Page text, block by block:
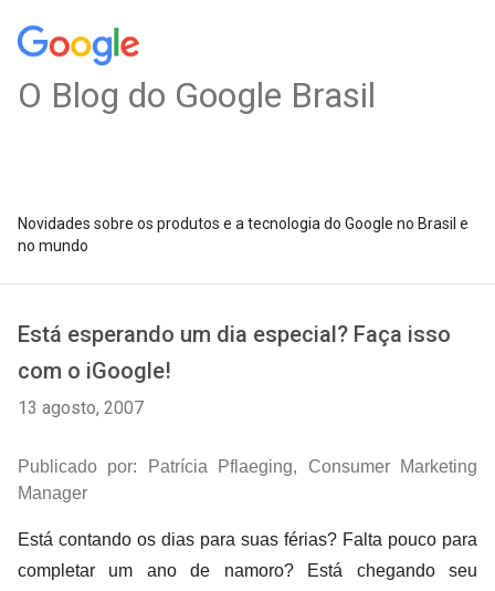
O Blog do Google Brasil
Novidades sobre os produtos e a tecnologia do Google no Brasil e
no mundo
Está esperando um dia especial? Faça isso
com o iGoogle!
13 agosto, 2007
Publicado por: Patrícia Pflaeging, Consumer Marketing
Manager
Está contando os dias para suas férias? Falta pouco para
completar um ano de namoro? Está chegando seu